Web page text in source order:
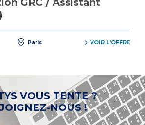
GRC / Assistant
Paris VOIR L'OFFRE
VOUS TENTE ?
NOUS !